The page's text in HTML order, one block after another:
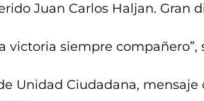
Juan Carlos Haljan. Gran
victoria siempre compañero”,
Unidad Ciudadana,